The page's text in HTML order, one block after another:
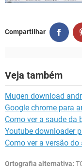
Compartilhar
Veja também
Mugen download
Google chrome para
Como ver a saude da
Youtube downloader
Como ver a versão do
Ortografia alternativa: